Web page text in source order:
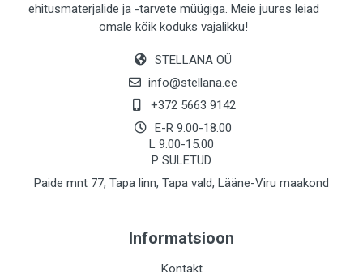
ehitusmaterjalide ja -tarvete müügiga. Meie juures leiad
omale kõik koduks vajalikku!
STELLANA OÜ
info@stellana.ee
+372 5663 9142
E-R 9.00-18.00
L 9.00-15.00
P SULETUD
Paide mnt 77, Tapa linn, Tapa vald, Lääne-Viru maakond
Informatsioon
Kontakt